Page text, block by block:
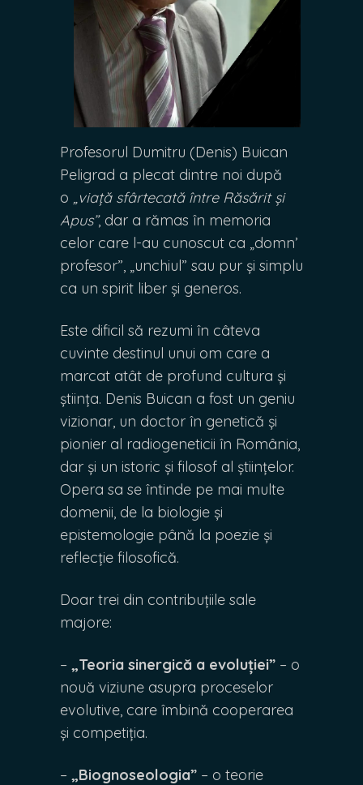
Profesorul Dumitru (Denis) Buican
Peligrad a plecat dintre noi după
o „viață sfârtecată între Răsărit și
Apus”, dar a rămas în memoria
celor care l-au cunoscut ca „domn’
profesor”, „unchiul” sau pur și simplu
ca un spirit liber și generos.
Este dificil să rezumi în câteva
cuvinte destinul unui om care a
marcat atât de profund cultura și
știința. Denis Buican a fost un geniu
vizionar, un doctor în genetică și
pionier al radiogeneticii în România,
dar și un istoric și filosof al științelor.
Opera sa se întinde pe mai multe
domenii, de la biologie și
epistemologie până la poezie și
reflecție filosofică.
Doar trei din contribuțiile sale
majore:
– „Teoria sinergică a evoluției” – o
nouă viziune asupra proceselor
evolutive, care îmbină cooperarea
și competiția.
– „Biognoseologia” – o teorie